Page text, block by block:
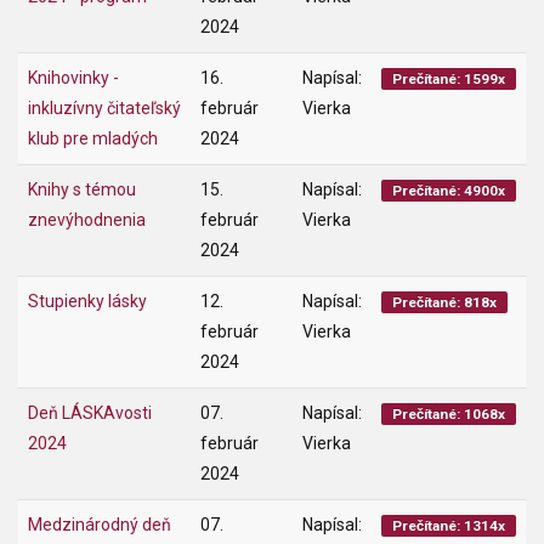
2024
Knihovinky -
inkluzívny čitateľský
klub pre mladých
16.
február
2024
Napísal:
Vierka
Prečítané: 1599x
Knihy s témou
znevýhodnenia
15.
február
2024
Napísal:
Vierka
Prečítané: 4900x
Stupienky lásky
12.
február
2024
Napísal:
Vierka
Prečítané: 818x
Deň LÁSKAvosti
2024
07.
február
2024
Napísal:
Vierka
Prečítané: 1068x
Medzinárodný deň
07.
Napísal:
Prečítané: 1314x